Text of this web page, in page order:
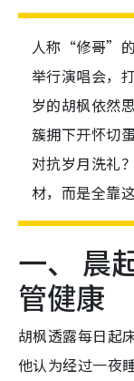
人称“修哥”的
举行演唱会，
岁的胡枫依然
簇拥下开怀切
对抗岁月洗礼
材，而是全靠
一、 晨
管健康
胡枫透露每日起
他认为经过一夜